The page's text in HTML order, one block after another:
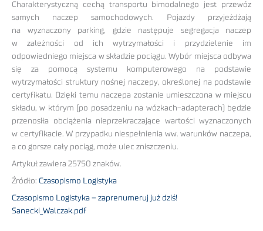
Charakterystyczną cechą transportu bimodalnego jest przewóz
samych naczep samochodowych. Pojazdy przyjeżdżają
na wyznaczony parking, gdzie następuje segregacja naczep
w zależności od ich wytrzymałości i przydzielenie im
odpowiedniego miejsca w składzie pociągu. Wybór miejsca odbywa
się za pomocą systemu komputerowego na podstawie
wytrzymałości struktury nośnej naczepy, określonej na podstawie
certyfikatu. Dzięki temu naczepa zostanie umieszczona w miejscu
składu, w którym (po posadzeniu na wózkach-adapterach) będzie
przenosiła obciążenia nieprzekraczające wartości wyznaczonych
w certyfikacie. W przypadku niespełnienia ww. warunków naczepa,
a co gorsze cały pociąg, może ulec zniszczeniu.
Artykuł zawiera 25750 znaków.
Źródło: Czasopismo Logistyka
Czasopismo Logistyka – zaprenumeruj już dziś!
Sanecki_Walczak.pdf